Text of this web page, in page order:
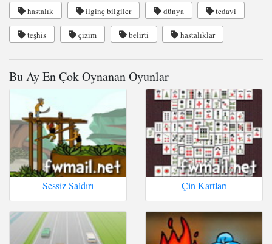
hastalık ilginç bilgiler dünya tedavi
teşhis çizim belirti hastalıklar
Bu Ay En Çok Oynanan Oyunlar
Sessiz Saldırı Çin Kartları